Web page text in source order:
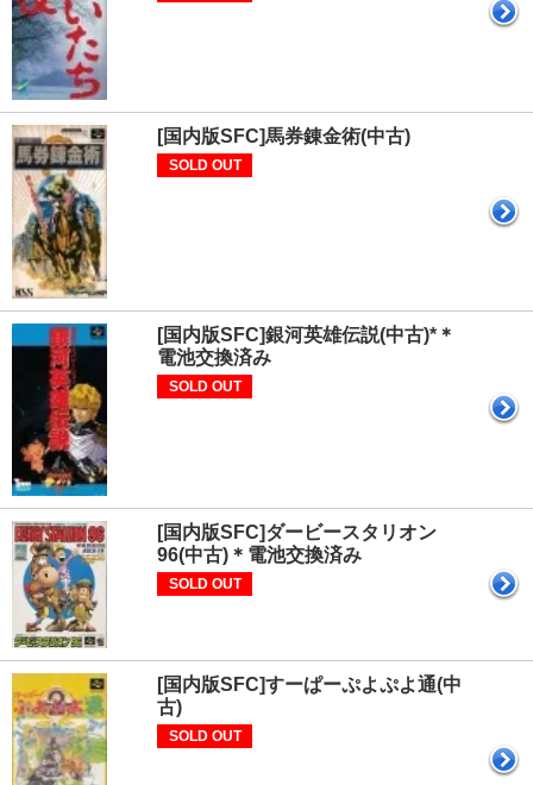
[国内版SFC]馬券錬金術(中古)
SOLD OUT
[国内版SFC]銀河英雄伝説(中古)*＊
電池交換済み
SOLD OUT
[国内版SFC]ダービースタリオン
96(中古)＊電池交換済み
SOLD OUT
[国内版SFC]すーぱーぷよぷよ通(中
古)
SOLD OUT